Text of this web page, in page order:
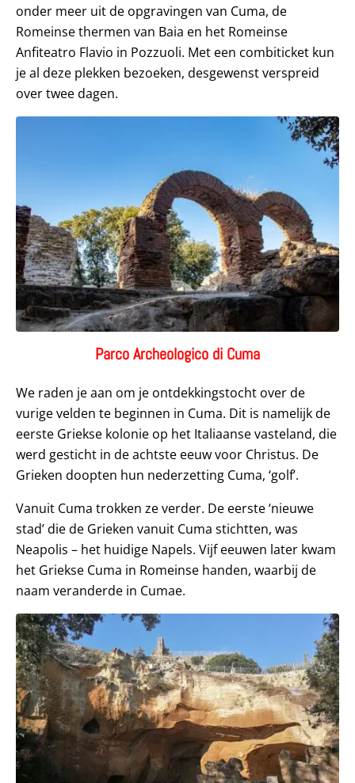
onder meer uit de opgravingen van Cuma, de
Romeinse thermen van Baia en het Romeinse
Anfiteatro Flavio in Pozzuoli. Met een combiticket kun
je al deze plekken bezoeken, desgewenst verspreid
over twee dagen.
Parco Archeologico di Cuma
We raden je aan om je ontdekkingstocht over de
vurige velden te beginnen in Cuma. Dit is namelijk de
eerste Griekse kolonie op het Italiaanse vasteland, die
werd gesticht in de achtste eeuw voor Christus. De
Grieken doopten hun nederzetting Cuma, ‘golf’.
Vanuit Cuma trokken ze verder. De eerste ‘nieuwe
stad’ die de Grieken vanuit Cuma stichtten, was
Neapolis – het huidige Napels. Vijf eeuwen later kwam
het Griekse Cuma in Romeinse handen, waarbij de
naam veranderde in Cumae.